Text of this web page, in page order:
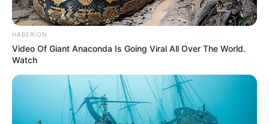
HABERION
Video Of Giant Anaconda Is Going Viral All Over The World.
Watch